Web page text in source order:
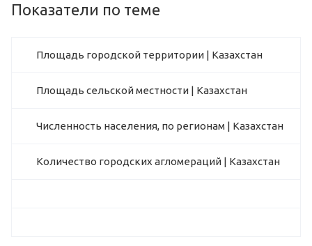
Показатели по теме
Площадь городской территории | Казахстан
Площадь сельской местности | Казахстан
Численность населения, по регионам | Казахстан
Количество городских агломераций | Казахстан